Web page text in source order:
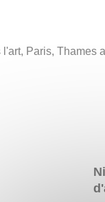
Paris, Thames